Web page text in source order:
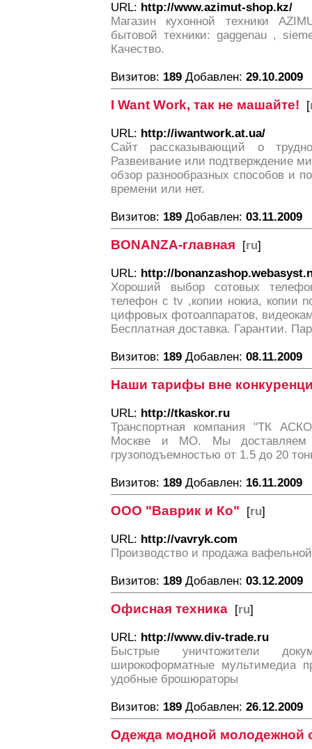
URL: http://www.azimut-shop.kz/
Магазин кухонной техники
бытовой техники: gaggenau ,
Качество.
Визитов: 189 Добавлен: 29.10.2009
I Want Work, так не машайте! [
URL: http://iwantwork.at.ua/
Сайт рассказывающий о
Развеивание или подтверждение
обзор разнообразных способов и
времени или нет.
Визитов: 189 Добавлен: 03.11.2009
BONANZA-главная [ru]
URL: http://
Хороший выбор сотовых
телефон с tv ,копии нокиа, копии
цифровых фотоаппаратов,
Бесплатная доставка. Гарантии.
Визитов: 189 Добавлен: 08.11.2009
Наши тарифы вне
URL: http://tkaskor.ru
Транспортная компания "ТК
Москве и МО. Мы доставляем
грузоподъемностью от 1.5 до 20
Визитов: 189 Добавлен: 16.11.2009
ООО "Ваврик и Ко" [ru]
URL: http://vavryk.com
Производство и продажа
Визитов: 189 Добавлен: 03.12.2009
Офисная техника [ru]
URL: http://www.div-trade.ru
Быстрые уничтожители
широкоформатные мультимедиа
удобные брошюраторы
Визитов: 189 Добавлен: 26.12.2009
Одежда модной молодежной